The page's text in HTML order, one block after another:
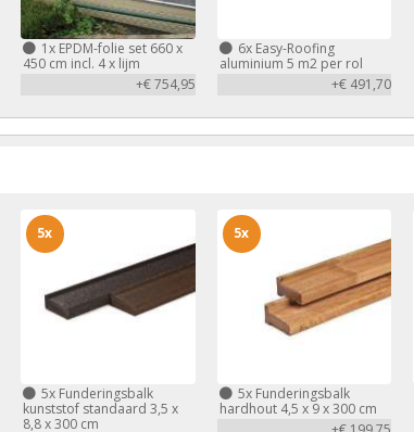
1xEPDM-folie set 660 x
450 cm incl. 4 x lijm
+€ 754,95
6xEasy-Roofing
aluminium 5 m2 per rol
+€ 491,70
5xFunderingsbalk
kunststof standaard 3,5 x
8,8 x 300 cm
5x
5xFunderingsbalk
hardhout 4,5 x 9 x 300 cm
5x